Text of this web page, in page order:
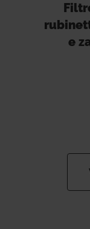
e